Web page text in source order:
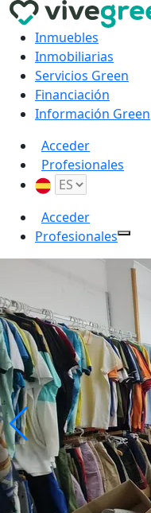
Inmuebles
Inmobiliarias
Servicios Green
Financiación
Información Green
Acceder
Profesionales
Acceder
Profesionales